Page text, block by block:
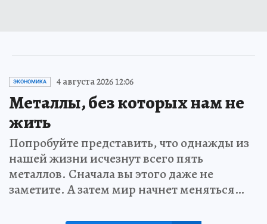
ЭКОНОМИКА 4 августа 2026 12:06
Металлы, без которых нам не
жить
Попробуйте представить, что однажды из
нашей жизни исчезнут всего пять
металлов. Сначала вы этого даже не
заметите. А затем мир начнет меняться…